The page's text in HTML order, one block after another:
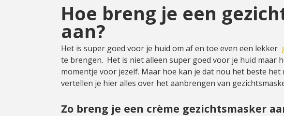
Hoe breng je een
aan?
Het is super goed voor je huid om af en toe even een lekker
te brengen. Het is niet alleen super goed voor je huid maar
momentje voor jezelf. Maar hoe kan je dat nou het beste het
vertellen je hier alles over het aanbrengen van
Zo breng je een crème gezichtsmasker